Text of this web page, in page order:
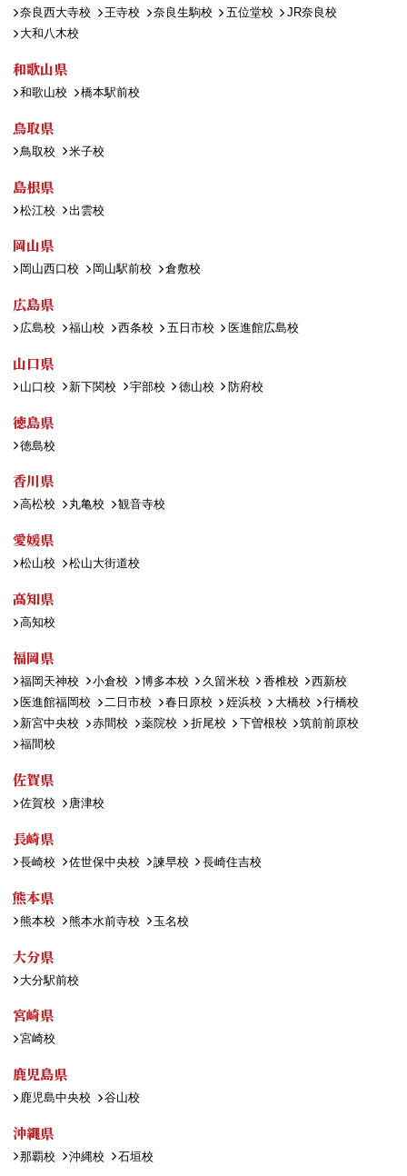
奈良西大寺校 王寺校 奈良生駒校 五位堂校
JR奈良校
大和八木校
和歌山県
和歌山校 橋本駅前校
鳥取県
鳥取校 米子校
島根県
松江校 出雲校
岡山県
岡山西口校 岡山駅前校 倉敷校
広島県
広島校 福山校 西条校 五日市校 医進館広島校
山口県
山口校 新下関校 宇部校 徳山校 防府校
徳島県
徳島校
香川県
高松校 丸亀校 観音寺校
愛媛県
松山校 松山大街道校
高知県
高知校
福岡県
福岡天神校 小倉校 博多本校 久留米校 香椎校
西新校
医進館福岡校
二日市校 春日原校 姪浜校 大橋校
行橋校
新宮中央校
赤間校 薬院校 折尾校 下曽根校
筑前前原校
福間校
佐賀県
佐賀校 唐津校
長崎県
長崎校 佐世保中央校 諫早校 長崎住吉校
熊本県
熊本校 熊本水前寺校 玉名校
大分県
大分駅前校
宮崎県
宮崎校
鹿児島県
鹿児島中央校 谷山校
沖縄県
那覇校 沖縄校 石垣校